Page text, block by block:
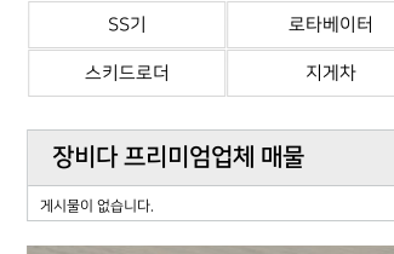
SS기 로타베이터
스키드로더 지게차
장비다 프리미엄업체 매물
게시물이 없습니다.